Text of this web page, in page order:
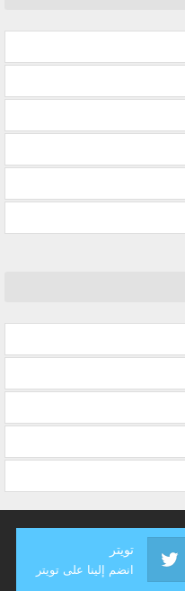
تويتر
انضم إلينا على تويتر